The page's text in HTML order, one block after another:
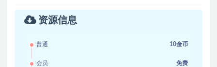
资源信息
普通 10金币
会员 免费